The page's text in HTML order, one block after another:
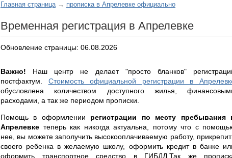
Главная страница прописка в Апрелевке официально
Временная регистрация в Апрелевке
Обновление страницы: 06.08.2026
Важно! Наш центр не делает "просто бланков"
постфактум. Стоимость официальной регистрации в
обусловлена количеством доступного жилья,
расходами, а так же периодом прописки.
Помощь в оформлении регистрации по месту пребывания
Апрелевке теперь как никогда актуальна, потому что с
нее, вы можете заполучить высокооплачиваемую работу,
своего ребенка в желаемую школу, оформить кредит в банке
оформить транспортное средство в ГИБДД.Так же